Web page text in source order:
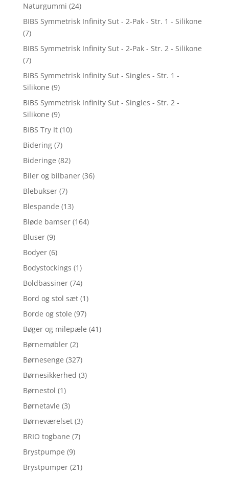
Naturgummi (24)
BIBS Symmetrisk Infinity Sut - 2-Pak - Str. 1 - Silikone
(7)
BIBS Symmetrisk Infinity Sut - 2-Pak - Str. 2 - Silikone
(7)
BIBS Symmetrisk Infinity Sut - Singles - Str. 1 -
Silikone (9)
BIBS Symmetrisk Infinity Sut - Singles - Str. 2 -
Silikone (9)
BIBS Try It (10)
Bidering (7)
Bideringe (82)
Biler og bilbaner (36)
Blebukser (7)
Blespande (13)
Bløde bamser (164)
Bluser (9)
Bodyer (6)
Bodystockings (1)
Boldbassiner (74)
Bord og stol sæt (1)
Borde og stole (97)
Bøger og milepæle (41)
Børnemøbler (2)
Børnesenge (327)
Børnesikkerhed (3)
Børnestol (1)
Børnetavle (3)
Børneværelset (3)
BRIO togbane (7)
Brystpumpe (9)
Brystpumper (21)